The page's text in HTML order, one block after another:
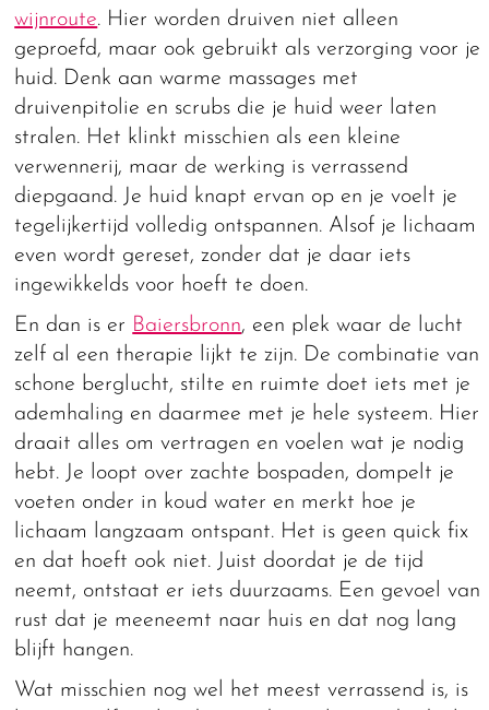
wijnroute. Hier worden druiven niet alleen
geproefd, maar ook gebruikt als verzorging voor je
huid. Denk aan warme massages met
druivenpitolie en scrubs die je huid weer laten
stralen. Het klinkt misschien als een kleine
verwennerij, maar de werking is verrassend
diepgaand. Je huid knapt ervan op en je voelt je
tegelijkertijd volledig ontspannen. Alsof je lichaam
even wordt gereset, zonder dat je daar iets
ingewikkelds voor hoeft te doen.
En dan is er Baiersbronn, een plek waar de lucht
zelf al een therapie lijkt te zijn. De combinatie van
schone berglucht, stilte en ruimte doet iets met je
ademhaling en daarmee met je hele systeem. Hier
draait alles om vertragen en voelen wat je nodig
hebt. Je loopt over zachte bospaden, dompelt je
voeten onder in koud water en merkt hoe je
lichaam langzaam ontspant. Het is geen quick fix
en dat hoeft ook niet. Juist doordat je de tijd
neemt, ontstaat er iets duurzaams. Een gevoel van
rust dat je meeneemt naar huis en dat nog lang
blijft hangen.
Wat misschien nog wel het meest verrassend is, is